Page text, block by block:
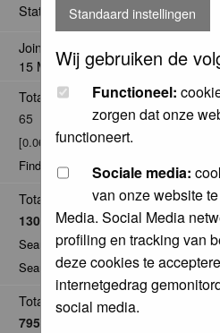
Standaard instellingen
Wij gebruiken de
Functioneel:
zorgen dat onze
functioneert.
Sociale media:
van onze website
Media. Social Media
profiling en tracking van
deze cookies te
internetgedrag
social media.
Status
Joined:
15 May 2014
Total posts:
65
[0.06% of total / 0.01 posts per day]
Find all posts by Jurgen Maassen
Total Comments:
1302
Search for comments by this user
Search for all nominations given by
Total Pics:
795